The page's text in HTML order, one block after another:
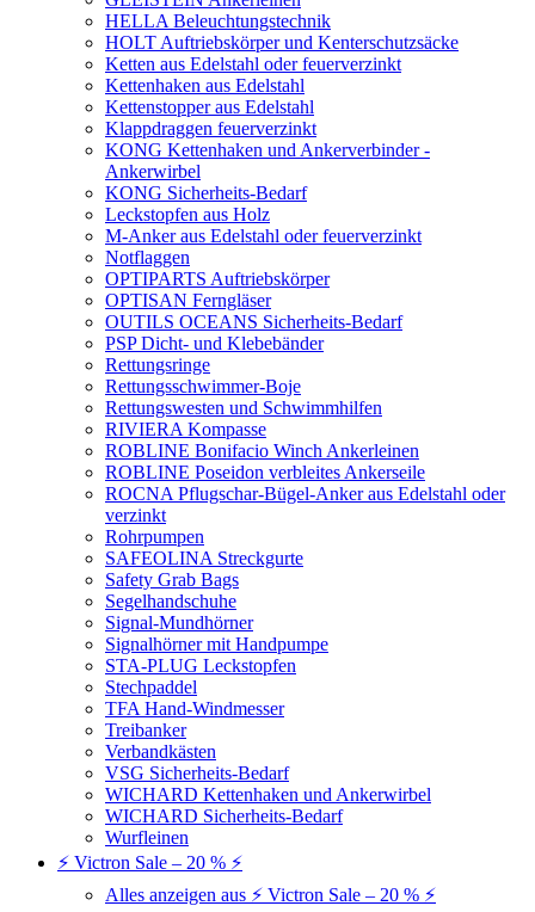
HELLA Beleuchtungstechnik
HOLT Auftriebskörper und Kenterschutzsäcke
Ketten aus Edelstahl oder feuerverzinkt
Kettenhaken aus Edelstahl
Kettenstopper aus Edelstahl
Klappdraggen feuerverzinkt
KONG Kettenhaken und Ankerverbinder -
Ankerwirbel
KONG Sicherheits-Bedarf
Leckstopfen aus Holz
M-Anker aus Edelstahl oder feuerverzinkt
Notflaggen
OPTIPARTS Auftriebskörper
OPTISAN Ferngläser
OUTILS OCEANS Sicherheits-Bedarf
PSP Dicht- und Klebebänder
Rettungsringe
Rettungsschwimmer-Boje
Rettungswesten und Schwimmhilfen
RIVIERA Kompasse
ROBLINE Bonifacio Winch Ankerleinen
ROBLINE Poseidon verbleites Ankerseile
ROCNA Pflugschar-Bügel-Anker aus Edelstahl oder
verzinkt
Rohrpumpen
SAFEOLINA Streckgurte
Safety Grab Bags
Segelhandschuhe
Signal-Mundhörner
Signalhörner mit Handpumpe
STA-PLUG Leckstopfen
Stechpaddel
TFA Hand-Windmesser
Treibanker
Verbandkästen
VSG Sicherheits-Bedarf
WICHARD Kettenhaken und Ankerwirbel
WICHARD Sicherheits-Bedarf
Wurfleinen
⚡ Victron Sale – 20 % ⚡
Alles anzeigen aus ⚡ Victron Sale – 20 % ⚡